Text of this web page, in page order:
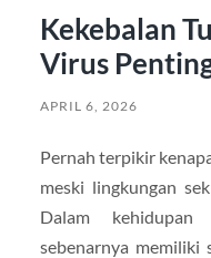
Kekebalan
Virus
APRIL 6, 2026
Pernah terpikir
meski lingkungan
Dalam kehidupan
sebenarnya memiliki